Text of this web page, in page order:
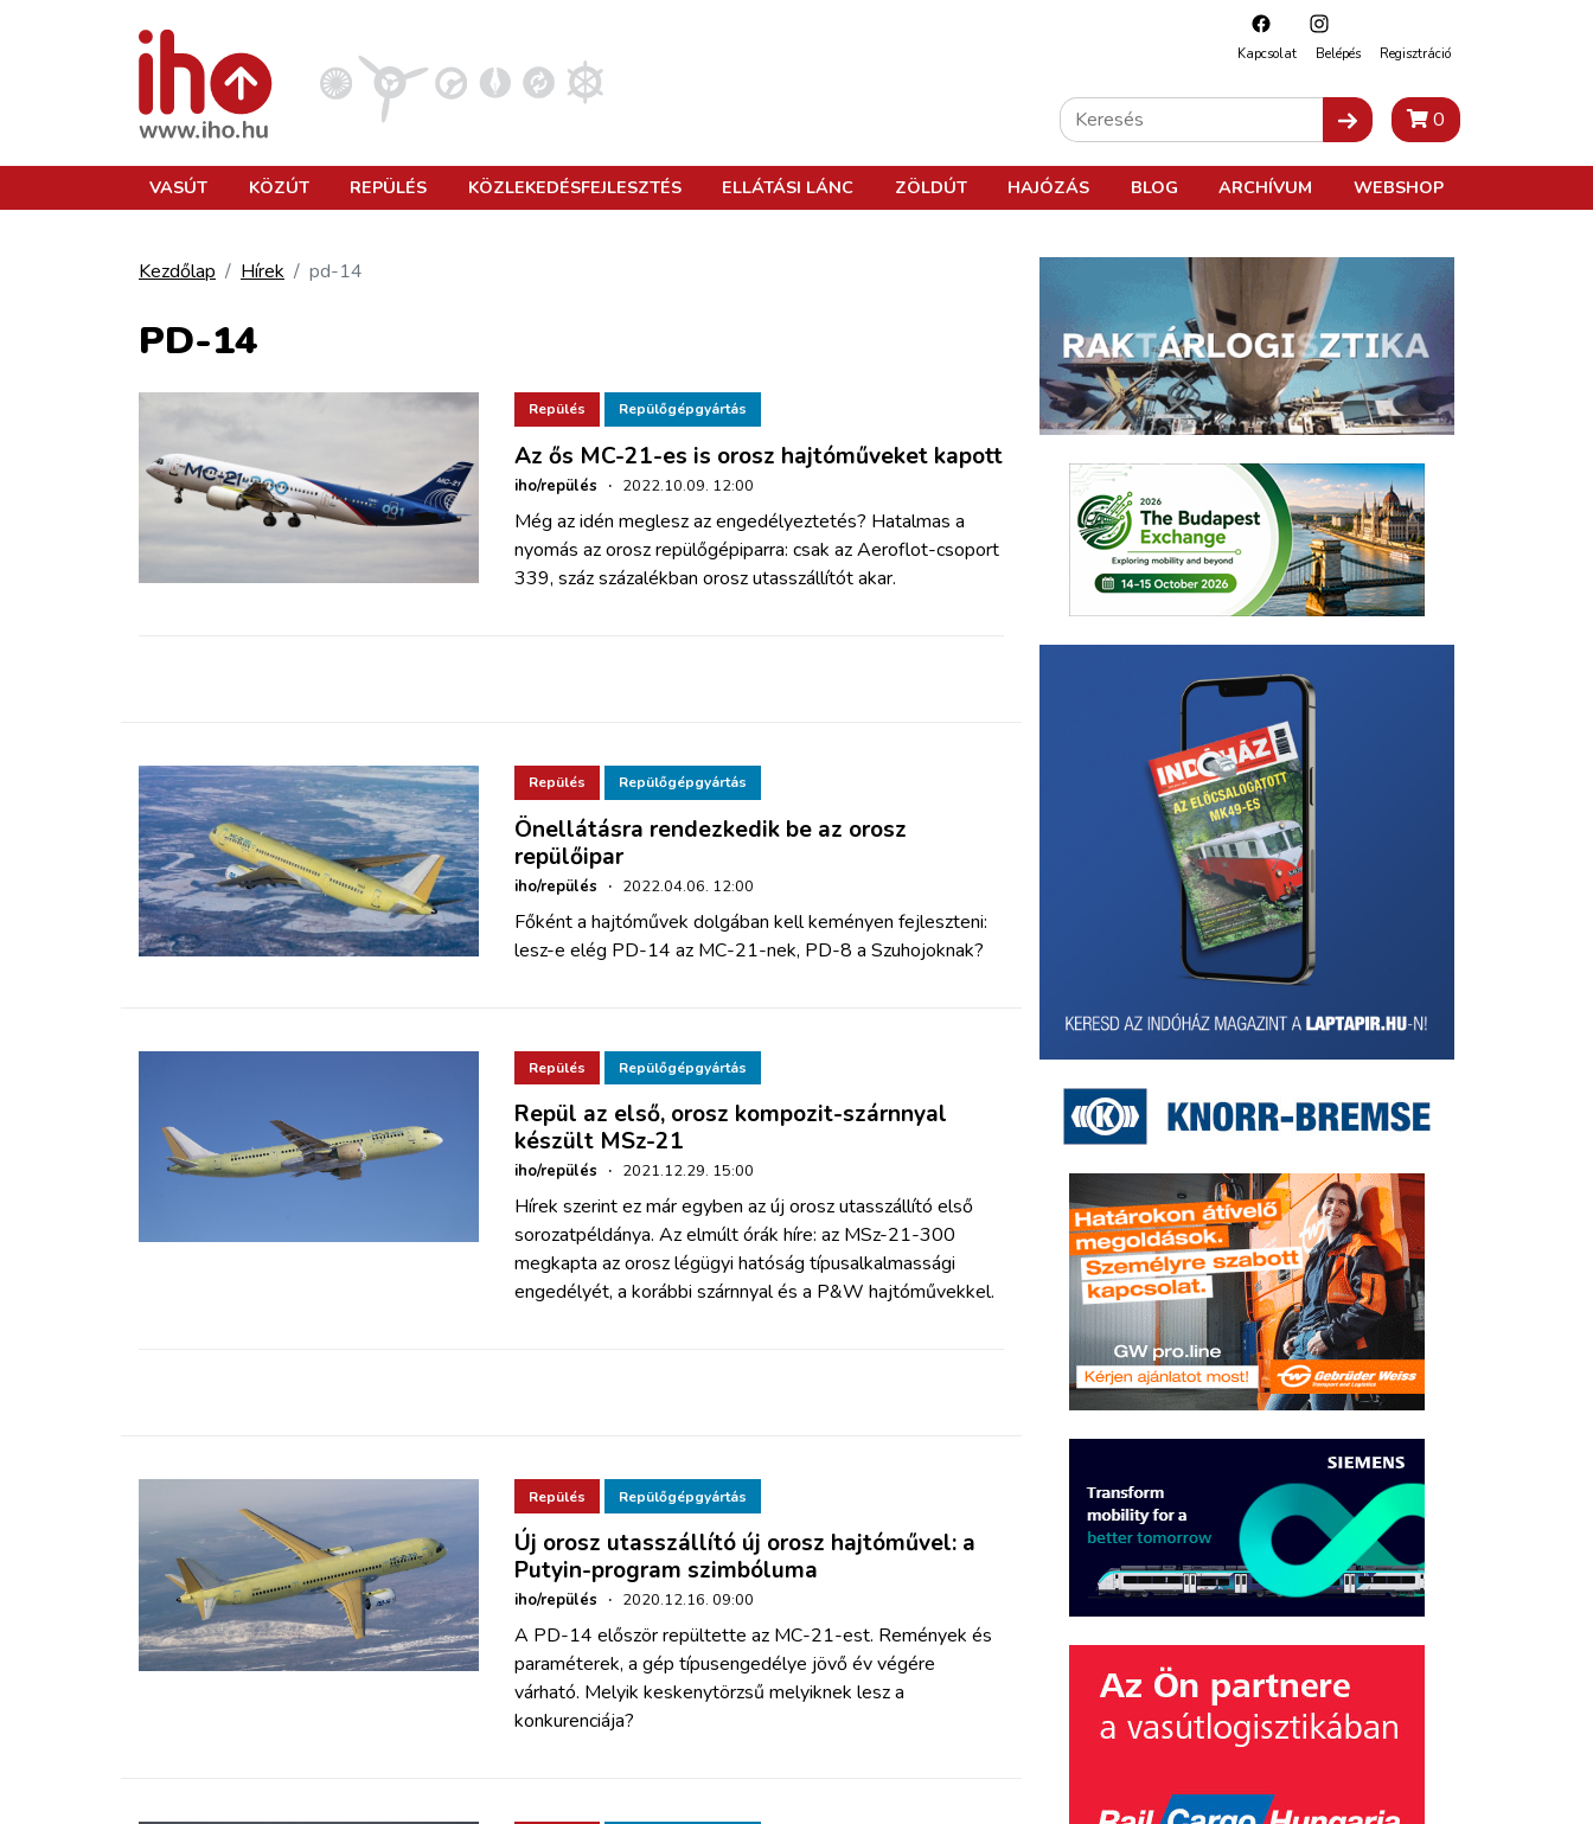
Kapcsolat Belépés Regisztráció
0
REPÜLÉS
KÖZLEKEDÉSFEJLESZTÉS
ELLÁTÁSI LÁNC
ZÖLDÚT
WEBSHOP
BELÉPÉS
REGISZTRÁCIÓ
VASÚT
KISVASÚT
KÖZÚT
INFRASTRUKTÚRA
AUTOMOBIL
REPÜLÉS
REPÜLŐGÉPGYÁRTÁS
SPORTREPÜLÉS
REPÜLÉSBIZTONSÁG
KÖZLEKEDÉSFEJLESZTÉS ELLÁTÁSI LÁNC
JOGI OSZTÁLY
FENNTARTHATÓSÁG
ZÖLDÚT
ALTERNATÍV HAJTÁS
HAJÓZÁS
SPORTHAJÓZÁS
HADITENGERÉSZET
BLOG
KOCSIÁLLÁS
UTASELLÁTÓ
ARCHÍVUM WEBSHOP
Kezdőlap Hírek pd-14
PD-14
Repülés Repülőgépgyártás
Az ős MC-21-es is orosz hajtóműveket kapott
iho/repülés · 2022.10.09. 12:00
Még az idén meglesz az engedélyeztetés? Hatalmas a
nyomás az orosz repülőgépiparra: csak az Aeroflot-csoport
339, száz százalékban orosz utasszállítót akar.
Repülés Repülőgépgyártás
Önellátásra rendezkedik be az orosz
repülőipar
iho/repülés · 2022.04.06. 12:00
Főként a hajtóművek dolgában kell keményen fejleszteni:
lesz-e elég PD-14 az MC-21-nek, PD-8 a Szuhojoknak?
Repülés Repülőgépgyártás
Repül az első, orosz kompozit-szárnnyal
készült MSz-21
iho/repülés · 2021.12.29. 15:00
Hírek szerint ez már egyben az új orosz utasszállító első
sorozatpéldánya. Az elmúlt órák híre: az MSz-21-300
megkapta az orosz légügyi hatóság típusalkalmassági
engedélyét, a korábbi szárnnyal és a P&W hajtóművekkel.
Repülés Repülőgépgyártás
Új orosz utasszállító új orosz hajtóművel: a
Putyin-program szimbóluma
iho/repülés · 2020.12.16. 09:00
A PD-14 először repültette az MC-21-est. Remények és
paraméterek, a gép típusengedélye jövő év végére
várható. Melyik keskenytörzsű melyiknek lesz a
konkurenciája?